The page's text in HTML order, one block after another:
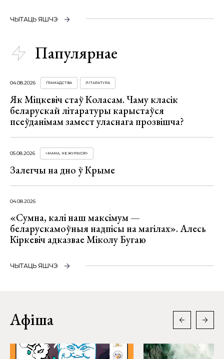
ЧЫТАЦЬ ЯШЧЭ
Папулярнае
04.08.2026 ГРАМАДСТВА ЛІТАРАТУРА
Як Міцкевіч стаў Коласам. Чаму класік
беларускай літаратуры карыстаўся
псеўданімам замест уласнага прозвішча?
05.08.2026 «МАМА, НЕ ЖУРЫСЯ!»
Залегчы на дно ў Крыме
04.08.2026
«Сумна, калі наш максімум —
беларускамоўныя надпісы на магілах». Алесь
Кіркевіч адказвае Міколу Бугаю
ЧЫТАЦЬ ЯШЧЭ
Афіша